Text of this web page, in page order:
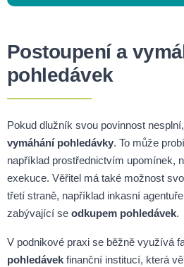
Postoupení a
pohledávek
Pokud dlužník svou povinnost
vymáhání pohledávky. To může
například prostřednictvím upomínek,
exekuce. Věřitel má také možnost
třetí straně, například inkasní
zabývající se odkupem pohledávek.
V podnikové praxi se běžně využívá
pohledávek finanční institucí, která